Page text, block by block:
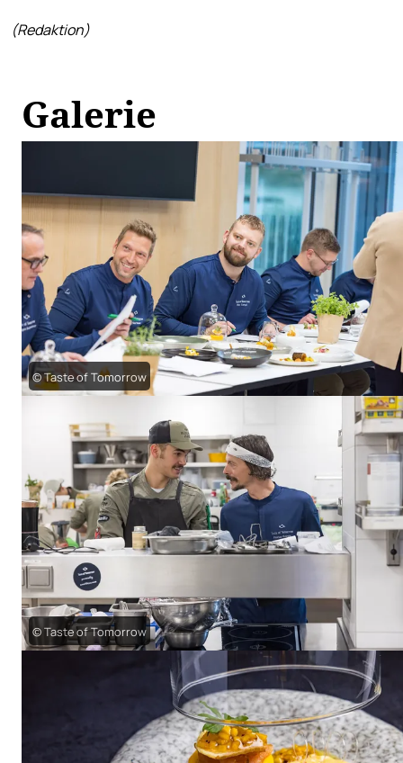
(Redaktion)
Galerie
© Taste of Tomorrow
© Taste of Tomorrow